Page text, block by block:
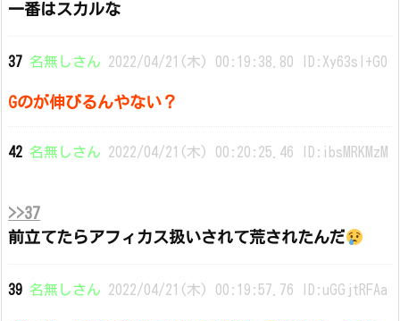
一番はスカルな
37 名無しさん 2022/04/21(木) 00:19:38.80 ID:Xy63sI+G0
Gのが伸びるんやない？
42 名無しさん 2022/04/21(木) 00:20:25.46 ID:ibsMRKMzM
>>37
前立てたらアフィカス扱いされて荒されたんだ
39 名無しさん 2022/04/21(木) 00:19:57.76 ID:uGGjtRFAa